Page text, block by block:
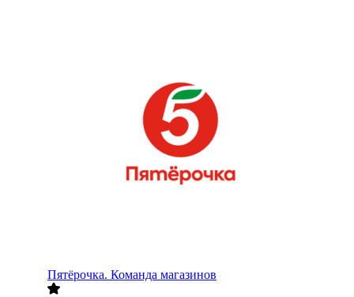
Пятёрочка. Команда магазинов